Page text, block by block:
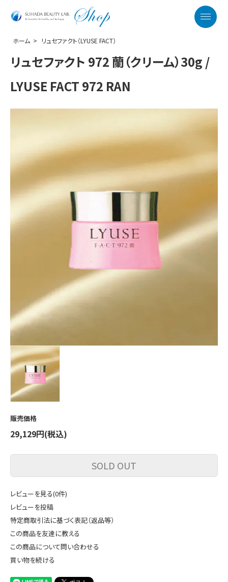
SUHADA BEAUTY LAB. OFFICIAL WEB
Menu
ホーム > リュセファクト（LYUSE FACT）
リュセファクト 972 蘭（クリーム）30g /
LYUSE FACT 972 RAN
販売価格
29,129円(税込)
SOLD OUT
レビューを見る(0件)
レビューを投稿
特定商取引法に基づく表記（返品等）
この商品を友達に教える
この商品について問い合わせる
買い物を続ける